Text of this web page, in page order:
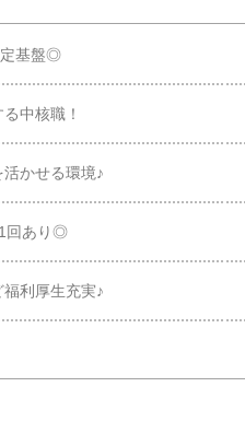
定基盤◎
中核職！
かせる環境♪
回あり◎
利厚生充実♪